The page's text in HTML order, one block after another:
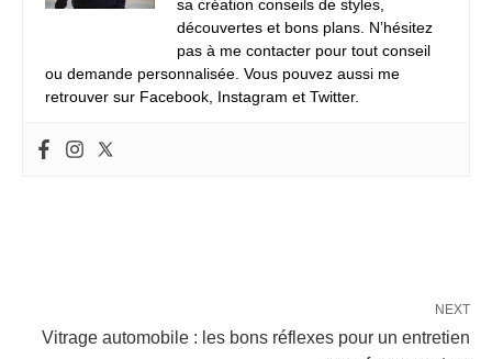
sa création conseils de styles,
découvertes et bons plans. N’hésitez
pas à me contacter pour tout conseil
ou demande personnalisée. Vous pouvez aussi me
retrouver sur Facebook, Instagram et Twitter.
NEXT
Vitrage automobile : les bons réflexes pour un entretien